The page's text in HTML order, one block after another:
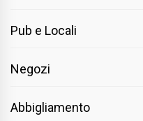
Pub e Locali
Negozi
Abbigliamento